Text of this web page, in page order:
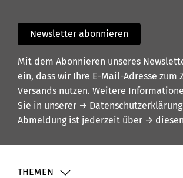
Newsletter abonnieren
Mit dem Abonnieren unseres
ein, dass wir Ihre E-Mail-Adresse zum
Versands nutzen. Weitere
Sie in unserer → Datenschutzerklärung
Abmeldung ist jederzeit über →
THEMEN